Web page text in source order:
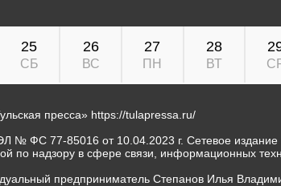
25
СБ
26
ВС
27
ПН
28
ВТ
пресса» https://tulapressa.ru/
№ ФС 77-85016 от 10.04.2023 г. Сетевое издание
по надзору в сфере связи, информационных
предприниматель Степанов Илья